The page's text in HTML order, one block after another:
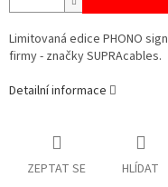
Limitovaná edice PHONO
firmy - značky SUPRAcables.
Detailní informace
ZEPTAT SE HLÍDAT